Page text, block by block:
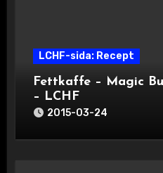
LCHF-sida: Recept
Fettkaffe – Magic
– LCHF
2015-03-24